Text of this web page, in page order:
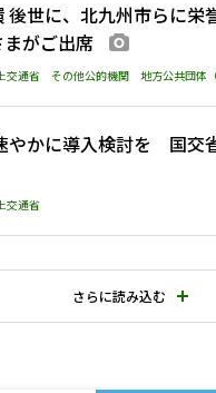
後世に、北九州市らに
がご出席
交通省 その他公的機関 地方公共団体
やかに導入検討を 国交
交通省
さらに読み込む